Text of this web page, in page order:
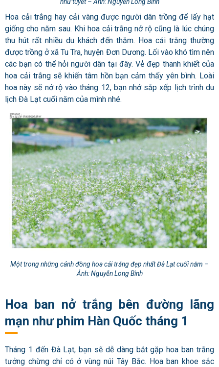
Hoa cải trắng hay cải vàng được người dân trồng để lấy hạt
giống cho năm sau. Khi hoa cải trắng nở rộ cũng là lúc chúng
thu hút rất nhiều du khách đến thăm. Hoa cải trắng thường
được trồng ở xã Tu Tra, huyện Đơn Dương. Lối vào khó tìm nên
các bạn có thể hỏi người dân tại đây. Vẻ đẹp thanh khiết của
hoa cải trắng sẽ khiến tâm hồn bạn cảm thấy yên bình. Loài
hoa này sẽ nở rộ vào tháng 12, bạn nhớ sắp xếp lịch trình du
lịch Đà Lạt cuối năm của mình nhé.
Một trong những cánh đồng hoa cải trắng đẹp nhất Đà Lạt cuối năm –
Ảnh: Nguyễn Long Bình
Hoa ban nở trắng bên đường lãng
mạn như phim Hàn Quốc tháng 1
Tháng 1 đến Đà Lạt, bạn sẽ dễ dàng bắt gặp hoa ban trắng
tưởng chừng chỉ có ở vùng núi Tây Bắc. Hoa ban khoe sắc